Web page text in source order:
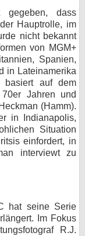
gegeben, dass
Hauptrolle, im
nicht bekannt
von MGM+
Spanien,
in Lateinamerika
basiert auf dem
Jahren und
(Hamm).
in Indianapolis,
Situation
einfordert, in
interviewt zu
hat seine Serie
Im Fokus
R.J.